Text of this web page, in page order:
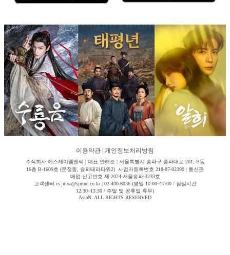
이용약관 개인정보처리방침
주식회사 에스제이엠엔씨 | 대표 안해조 | 서울특별시 송파구 송파대로 201, B동
16층 B-1609호 (문정동, 송파테라타워2) 사업자등록번호 218-87-02390 | 통신판
매업 신고번호 제-2024-서울송파-3233호
고객센터 cs_moa@sjmnc.co.kr | 02-400-6036 (평일 10:00~17:00 / 점심시간
12:30~13:30 / 주말 및 공휴일 휴무)
AsiaN. ALL RIGHTS RESERVED